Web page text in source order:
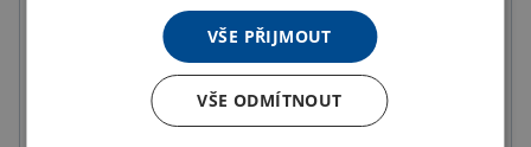
VŠE PŘIJMOUT
VŠE ODMÍTNOUT